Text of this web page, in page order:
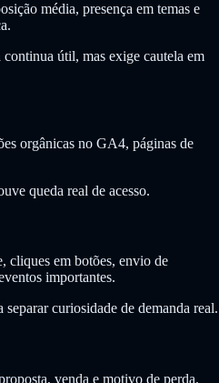
média, presença em temas e
continua útil, mas exige cautela em
orgânicas no GA4, páginas de
queda real de acesso.
cliques em botões, envio de
importantes.
separar curiosidade de demanda real.
venda e motivo de perda.